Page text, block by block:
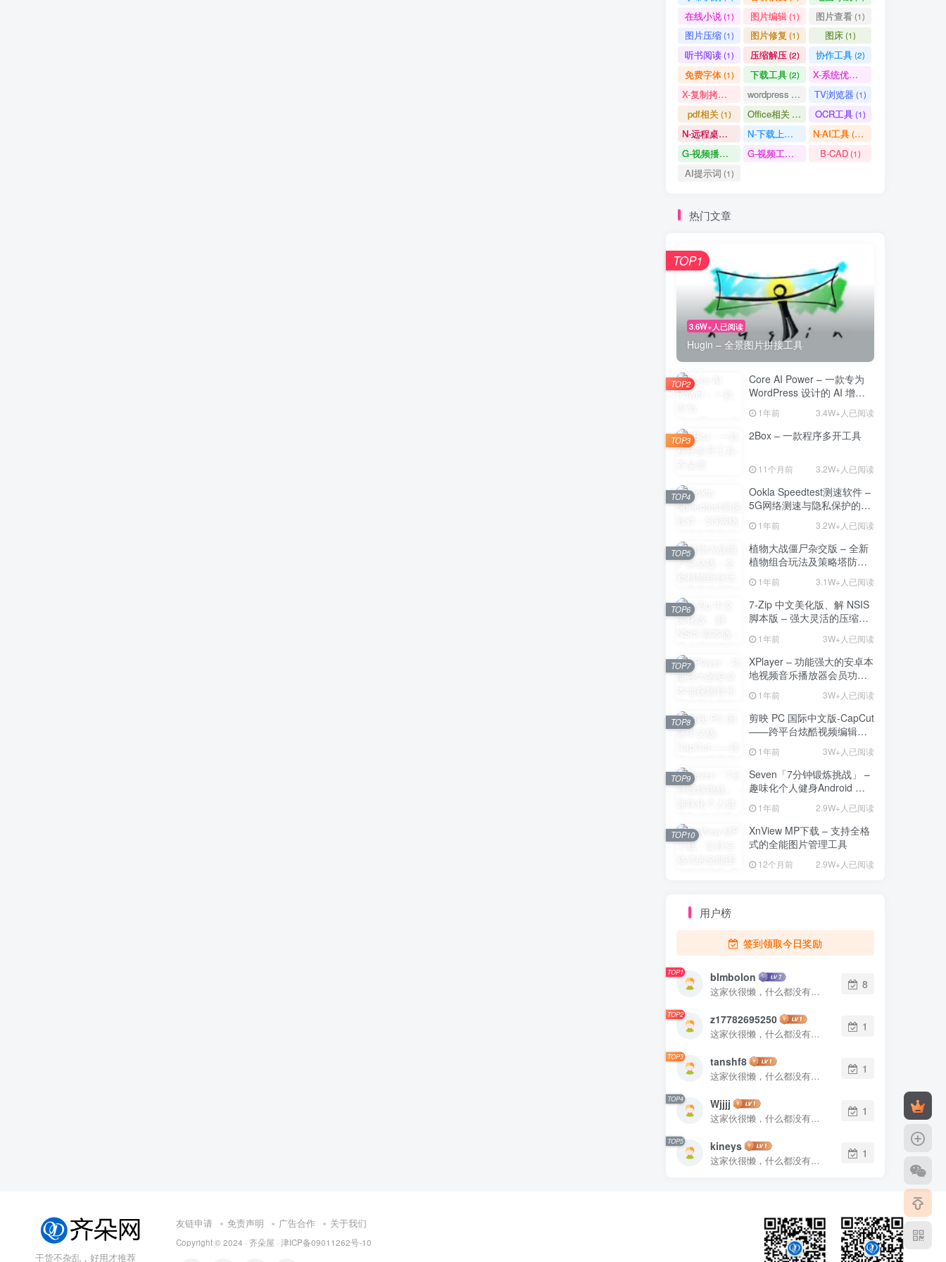
在线小说(1) 图片编辑(1) 图片查看(1)
图片压缩(1) 图片修复 (1) 图床(1)
听书阅读(1) 压缩解压(2) 协作工具(2)
免费字体(1) 下载工具(2) X-系统优化
X-复制拷贝 wordpress TV浏览器(1)
pdf相关(1) Office相关 OCR工具(1)
N-远程桌面 N-下载上传 N-AI工具(37)
G-视频播放 G-视频工具 B-CAD(1)
AI提示词 (1)
热门文章
3.6W+人已阅读
Hugin – 全景图片拼接工具
TOP1
Core AI Power – 一款专为
WordPress 设计的 AI 增强
插件1年前 3.4W+人已阅读
TOP2
2Box – 一款程序多开工具
11个月前 3.2W+人已阅读
TOP3
Ookla Speedtest测速软件 –
5G网络测速与隐私保护的多
功能工具
1年前 3.2W+人已阅读
TOP4
植物大战僵尸杂交版 – 全新
植物组合玩法及策略塔防的
魅力1年前 3.1W+人已阅读
TOP5
7-Zip 中文美化版、解 NSIS
脚本版 – 强大灵活的压缩与
1年前 3W+人已阅读
TOP6
XPlayer – 功能强大的安卓本
地视频音乐播放器会员功能
1年前 3W+人已阅读
TOP7
剪映 PC 国际中文版-CapCut
——跨平台炫酷视频编辑与
1年前 3W+人已阅读
TOP8
Seven「7分钟锻炼挑战」 –
趣味化个人健身Android 直
1年前 2.9W+人已阅读
TOP9
XnView MP下载 – 支持全格
式的全能图片管理工具
12个月前 2.9W+人已阅读
TOP10
用户榜
签到领取今日奖励
TOP1 blmbolon
这家伙很懒，什么都没有写...
8
TOP2 z17782695250
这家伙很懒，什么都没有写...
1
TOP3 tanshf8
这家伙很懒，什么都没有写...
1
TOP4 Wjjjj
这家伙很懒，什么都没有写...
1
TOP5 kineys
这家伙很懒，什么都没有写...
1
干货不杂乱，好用才推荐
友链申请 免责声明 广告合作 关于我们
Copyright © 2024 · 齐朵屋 · 津ICP备09011262号-10